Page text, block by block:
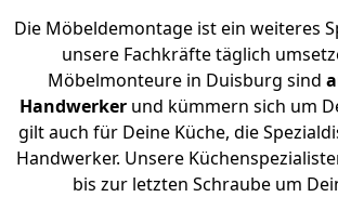
Die Möbeldemontage ist ein weiteres
unsere Fachkräfte täglich
Möbelmonteure in Duisburg sind
Handwerker und kümmern sich um
gilt auch für Deine Küche, die
Handwerker. Unsere
bis zur letzten Schraube um